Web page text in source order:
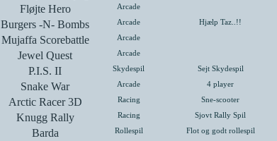
Fløjte Hero Arcade
Burgers -N- Bombs Arcade Hjælp Taz..!!
Mujaffa Scorebattle Arcade
Jewel Quest Arcade
P.I.S. II Skydespil Sejt Skydespil
Snake War Arcade 4 player
Arctic Racer 3D Racing Sne-scooter
Knugg Rally Racing Sjovt Rally Spil
Barda Rollespil Flot og godt rollespil